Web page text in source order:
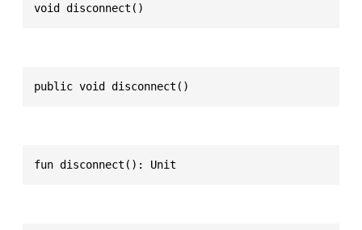
void disconnect()
public void disconnect()
fun disconnect(): Unit